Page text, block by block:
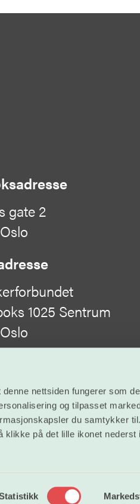
nettsiden fungerer som
og tilpasset
du samtykker til.
på det lille ikonet nederst
gate 2
1025 Sentrum
505